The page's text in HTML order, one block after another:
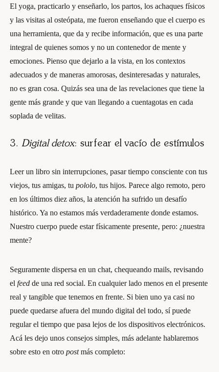
El yoga, practicarlo y enseñarlo, los partos, los achaques físicos
y las visitas al osteópata, me fueron enseñando que el cuerpo es
una herramienta, que da y recibe información, que es una parte
integral de quienes somos y no un contenedor de mente y
emociones. Pienso que dejarlo a la vista, en los contextos
adecuados y de maneras amorosas, desinteresadas y naturales,
no es gran cosa. Quizás sea una de las revelaciones que tiene la
gente más grande y que van llegando a cuentagotas en cada
soplada de velitas.
3. Digital detox: surfear el vacío de estímulos
Leer un libro sin interrupciones, pasar tiempo consciente con tus
viejos, tus amigas, tu pololo, tus hijos. Parece algo remoto, pero
en los últimos diez años, la atención ha sufrido un desafío
histórico. Ya no estamos más verdaderamente donde estamos.
Nuestro cuerpo puede estar físicamente presente, pero: ¿nuestra
mente?
Seguramente dispersa en un chat, chequeando mails, revisando
el feed de una red social. En cualquier lado menos en el presente
real y tangible que tenemos en frente. Si bien uno ya casi no
puede quedarse afuera del mundo digital del todo, sí puede
regular el tiempo que pasa lejos de los dispositivos electrónicos.
Acá les dejo unos consejos simples, más adelante hablaremos
sobre esto en otro postmás completo: